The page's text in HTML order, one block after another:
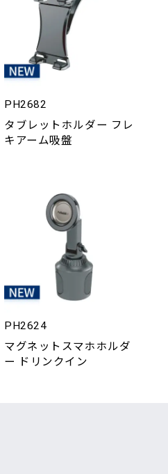
PH2682
タブレットホルダー フレ
キアーム吸盤
PH2624
マグネットスマホホルダ
ー ドリンクイン